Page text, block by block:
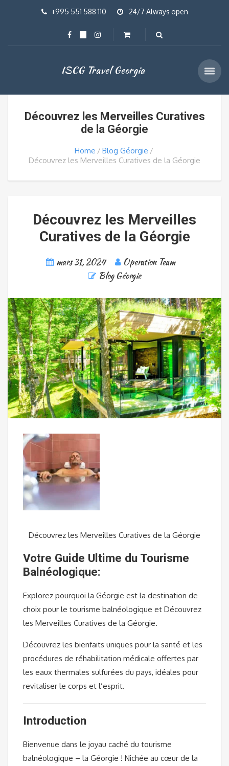
+995 551 588 110 24/7 Always open
ISCG Travel Georgia
Découvrez les Merveilles Curatives
de la Géorgie
Home
Blog Géorgie
Découvrez les Merveilles Curatives de la Géorgie
Découvrez les Merveilles
Curatives de la Géorgie
mars 31, 2024
Operation Team
Blog Géorgie
Découvrez les Merveilles Curatives de la Géorgie
Votre Guide Ultime du Tourisme
Balnéologique:
Explorez pourquoi la Géorgie est la destination de
choix pour le tourisme balnéologique et Découvrez
les Merveilles Curatives de la Géorgie.
Découvrez les bienfaits uniques pour la santé et les
procédures de réhabilitation médicale offertes par
les eaux thermales sulfurées du pays, idéales pour
revitaliser le corps et l’esprit.
Introduction
Bienvenue dans le joyau caché du tourisme
balnéologique – la Géorgie ! Nichée au cœur de la